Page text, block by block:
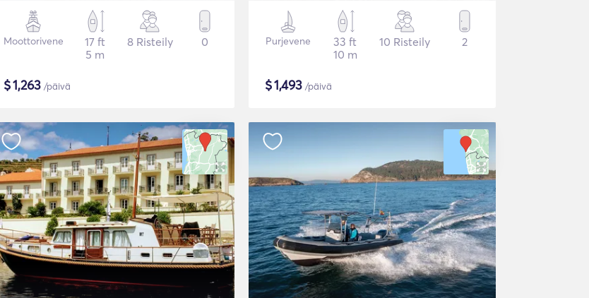
Moottorivene
17 ft
5 m
8 Risteily 0
$1,263 /päivä
Purjevene
33 ft
10 m
10 Risteily 2
$1,493 /päivä